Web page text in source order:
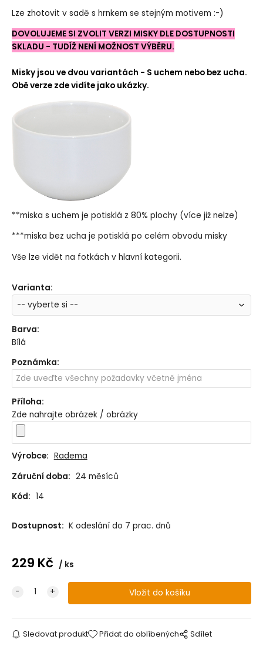
Lze zhotovit v sadě s hrnkem se stejným motivem :-)
DOVOLUJEME SI ZVOLIT VERZI MISKY DLE DOSTUPNOSTI
SKLADU - TUDÍŽ NENÍ MOŽNOST VÝBĚRU.
Misky jsou ve dvou variantách - S uchem nebo bez ucha.
Obě verze zde vidíte jako ukázky.
**miska s uchem je potisklá z 80% plochy (více již nelze)
***miska bez ucha je potisklá po celém obvodu misky
Vše lze vidět na fotkách v hlavní kategorii.
Varianta:
Barva:
Bílá
Poznámka:
Příloha:
Zde nahrajte obrázek / obrázky
Výrobce: Radema
Záruční doba: 24 měsíců
Kód: 14
Dostupnost: K odeslání do 7 prac. dnů
229 Kč ks
Sledovat produkt Přidat do oblíbených Sdílet